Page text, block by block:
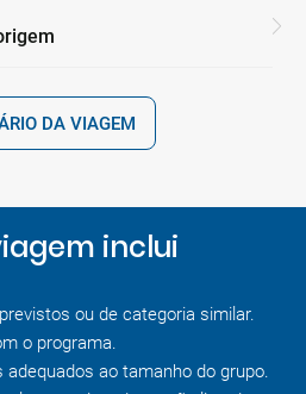
DA VIAGEM
inclui
ou de categoria similar.
o programa.
ao tamanho do grupo.